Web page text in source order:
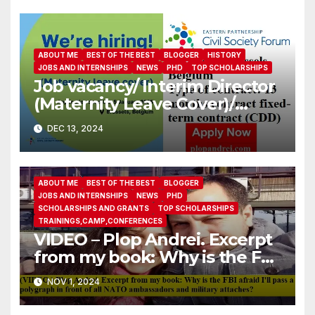
ABOUT ME BEST OF THE BEST BLOGGER
HISTORY
JOBS AND INTERNSHIPS
NEWS PHD TOP SCHOLARSHIPS
Job vacancy/ Interim Director
(Maternity Leave Cover)/
Eastern Partnership Civil
Society Forum
DEC 13, 2024
ABOUT ME BEST OF THE BEST
BLOGGER
JOBS AND INTERNSHIPS
NEWS
PHD
SCHOLARSHIPS AND GRANTS
TOP SCHOLARSHIPS
TRAININGS,CAMP,CONFERENCES
VIDEO – Plop Andrei. Excerpt
from my book: Why is the FBI
afraid I’ll pass a polygraph in
front of all NATO
ambassadors and military
NOV 1, 2024